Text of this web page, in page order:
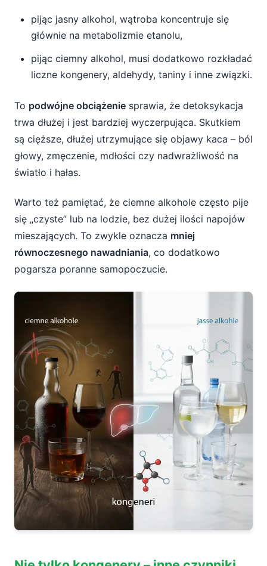
pijąc jasny alkohol, wątroba koncentruje się
głównie na metabolizmie etanolu,
pijąc ciemny alkohol, musi dodatkowo rozkładać
liczne kongenery, aldehydy, taniny i inne związki.
To podwójne obciążenie sprawia, że detoksykacja
trwa dłużej i jest bardziej wyczerpująca. Skutkiem
są cięższe, dłużej utrzymujące się objawy kaca – ból
głowy, zmęczenie, mdłości czy nadwrażliwość na
światło i hałas.
Warto też pamiętać, że ciemne alkohole często pije
się „czyste” lub na lodzie, bez dużej ilości napojów
mieszających. To zwykle oznacza mniej
równoczesnego nawadniania, co dodatkowo
pogarsza poranne samopoczucie.